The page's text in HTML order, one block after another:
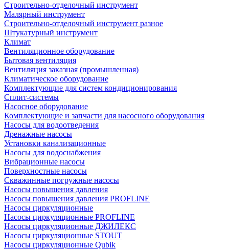
Строительно-отделочный инструмент
Малярный инструмент
Строительно-отделочный инструмент разное
Штукатурный инструмент
Климат
Вентиляционное оборудование
Бытовая вентиляция
Вентиляция заказная (промышленная)
Климатическое оборудование
Комплектующие для систем кондиционирования
Сплит-системы
Насосное оборудование
Комплектующие и запчасти для насосного оборудования
Насосы для водоотведения
Дренажные насосы
Установки канализационные
Насосы для водоснабжения
Вибрационные насосы
Поверхностные насосы
Скважинные погружные насосы
Насосы повышения давления
Насосы повышения давления PROFLINE
Насосы циркуляционные
Насосы циркуляционные PROFLINE
Насосы циркуляционные ДЖИЛЕКС
Насосы циркуляционные STOUT
Насосы циркуляционные Qubik